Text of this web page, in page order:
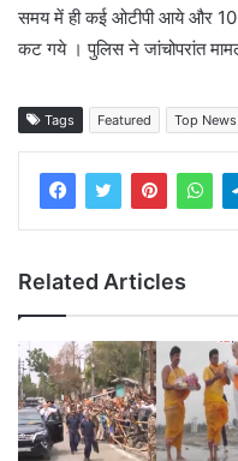
समय में ही कई ओटीपी आये और
कट गये । पुलिस ने जांचोपरांत
Tags Featured Top News
Related Articles